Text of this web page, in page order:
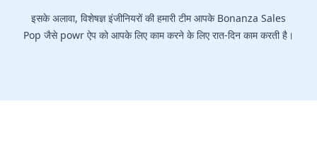
इसके अलावा, विशेषज्ञ इंजीनियरों की हमारी टीम आपके Bonanza Sales
Pop जैसे powr ऐप को आपके लिए काम करने के लिए रात-दिन काम करती है।